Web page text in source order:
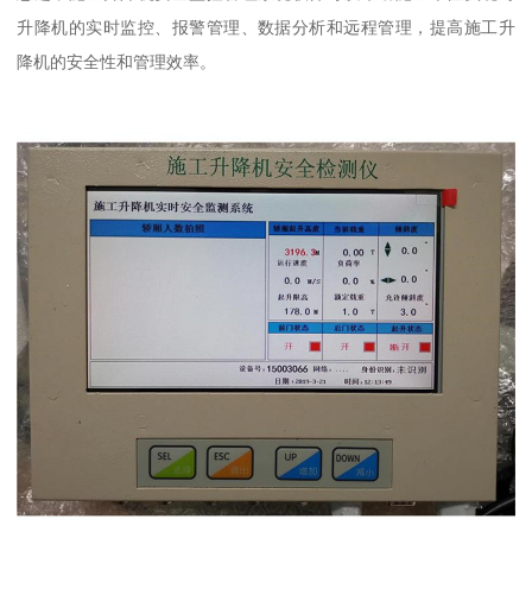
升降机的实时监控、报警管理、数据分析和远程管理，提高施工升
降机的安全性和管理效率。